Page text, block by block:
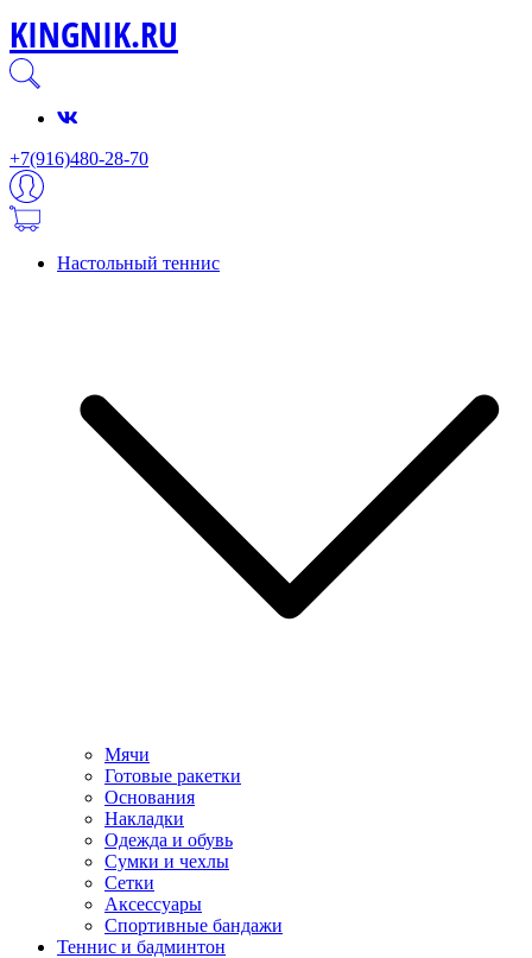
KINGNIK.RU
+7(916)480-28-70
Настольный теннис
Мячи
Готовые ракетки
Основания
Накладки
Одежда и обувь
Сумки и чехлы
Сетки
Аксессуары
Спортивные бандажи
Теннис и бадминтон